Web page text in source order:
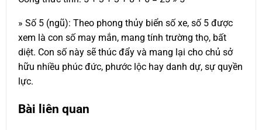
» Số 5 (ngũ): Theo phong thủy biển số xe, số 5 được
xem là con số may mắn, mang tính trường thọ, bất
diệt. Con số này sẽ thúc đẩy và mang lại cho chủ sở
hữu nhiều phúc đức, phước lộc hay danh dự, sự quyền
lực.
Bài liên quan